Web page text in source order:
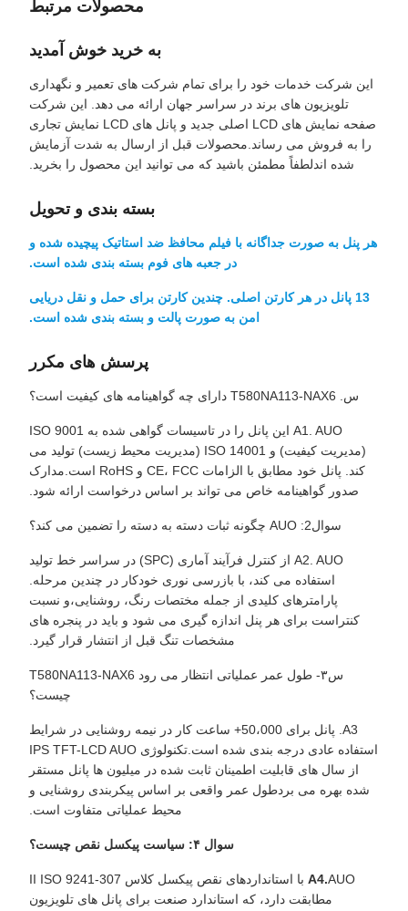
محصولات مرتبط
به خرید خوش آمدید
این شرکت خدمات خود را برای تمام شرکت های تعمیر و نگهداری
تلویزیون های برند در سراسر جهان ارائه می دهد. این شرکت
صفحه نمایش های LCD اصلی جدید و پانل های LCD نمایش تجاری
را به فروش می رساند.محصولات قبل از ارسال به شدت آزمایش
شده اندلطفاً مطمئن باشید که می توانید این محصول را بخرید.
بسته بندی و تحویل
هر پنل به صورت جداگانه با فیلم محافظ ضد استاتیک پیچیده شده و
در جعبه های فوم بسته بندی شده است.
13 پانل در هر کارتن اصلی. چندین کارتن برای حمل و نقل دریایی
امن به صورت پالت و بسته بندی شده است.
پرسش های مکرر
س. T580NA113-NAX6 دارای چه گواهینامه های کیفیت است؟
A1. AUO این پانل را در تاسیسات گواهی شده به ISO 9001
(مدیریت کیفیت) و ISO 14001 (مدیریت محیط زیست) تولید می
کند. پانل خود مطابق با الزامات CE، FCC و RoHS است.مدارک
صدور گواهینامه خاص می تواند بر اساس درخواست ارائه شود.
سوال2: AUO چگونه ثبات دسته به دسته را تضمین می کند؟
A2. AUO از کنترل فرآیند آماری (SPC) در سراسر خط تولید
استفاده می کند، با بازرسی نوری خودکار در چندین مرحله.
پارامترهای کلیدی از جمله مختصات رنگ، روشنایی،و نسبت
کنتراست برای هر پنل اندازه گیری می شود و باید در پنجره های
مشخصات تنگ قبل از انتشار قرار گیرد.
س۳- طول عمر عملیاتی انتظار می رود T580NA113-NAX6
چیست؟
A3. پانل برای 50،000+ ساعت کار در نیمه روشنایی در شرایط
استفاده عادی درجه بندی شده است.تکنولوژی IPS TFT-LCD AUO
از سال های قابلیت اطمینان ثابت شده در میلیون ها پانل مستقر
شده بهره می بردطول عمر واقعی بر اساس پیکربندی روشنایی و
محیط عملیاتی متفاوت است.
سوال ۴: سیاست پیکسل نقص چیست؟
A4.
AUO با استانداردهای نقص پیکسل کلاس II ISO 9241-307
مطابقت دارد، که استاندارد صنعت برای پانل های تلویزیون